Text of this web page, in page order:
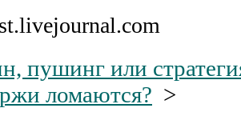
пушинг или
ломаются? >